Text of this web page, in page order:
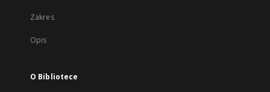
Zakres
Opis
O Bibliotece